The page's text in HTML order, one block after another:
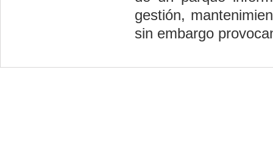
gestión,
sin embargo